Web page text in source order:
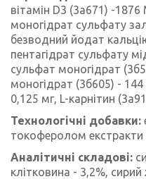
вітамін D3 (3a671) -1876
моногідрат сульфату
безводний йодат
пентагідрат сульфату
сульфат моногідрат
моногідрат (3б605) - 144
0,125 мг, L-карнітин
Технологічні добавки:
токоферолом екстракти
Аналітичні складові:
клітковина - 3,2%,